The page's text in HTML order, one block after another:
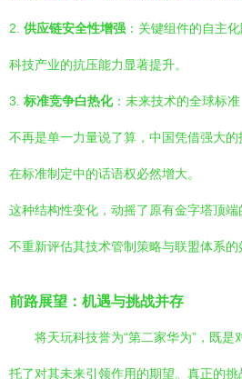
2. 供应链安全性增强 ：关键组件的自主
科技产业的抗压能力显著提升。
3. 标准竞争白热化：未来技术的全球标
不再是单一力量说了算，中国凭借强大的
在标准制定中的话语权必然增大。
这种结构性变化，动摇了原有金字塔顶
不重新评估其技术管制策略与联盟体系的
前路展望：机遇与挑战并存
将天玩科技誉为“第二家华为”，既
托了对其未来引领作用的期望。真正的挑